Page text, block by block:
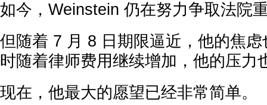
如今，Weinstein 仍在努力争取法院
但随着 7 月 8 日期限逼近，他的焦
时随着律师费用继续增加，他的压力
现在，他最大的愿望已经非常简单。